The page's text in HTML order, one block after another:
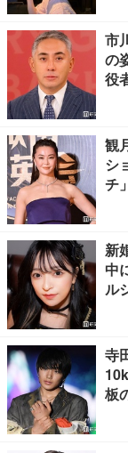
市
の
役
観
シ
チ
新
中
ル
寺
板